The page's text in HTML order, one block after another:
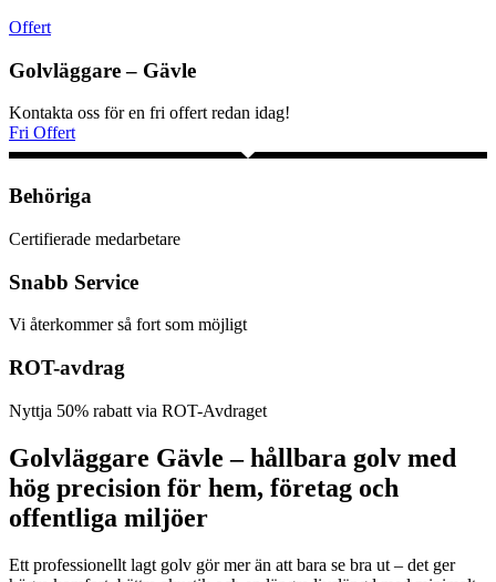
Offert
Golvläggare – Gävle
Kontakta oss för en fri offert redan idag!
Fri Offert
Behöriga
Certifierade medarbetare
Snabb Service
Vi återkommer så fort som möjligt
ROT-avdrag
Nyttja 50% rabatt via ROT-Avdraget
Golvläggare Gävle – hållbara golv med
hög precision för hem, företag och
offentliga miljöer
Ett professionellt lagt golv gör mer än att bara se bra ut – det ger